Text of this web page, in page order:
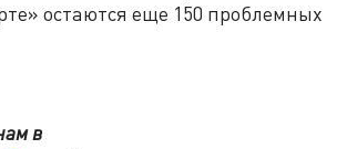
остаются еще 150 проблемных
в